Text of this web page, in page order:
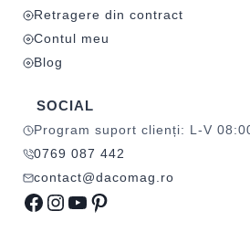
Retragere din contract
Contul meu
Blog
SOCIAL
Program suport clienți: L-V
0769 087 442
contact@dacomag.ro
Facebook
Instagram
YouTube
Pinterest